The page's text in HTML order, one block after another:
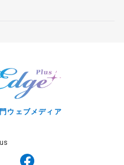
ウェブメディア